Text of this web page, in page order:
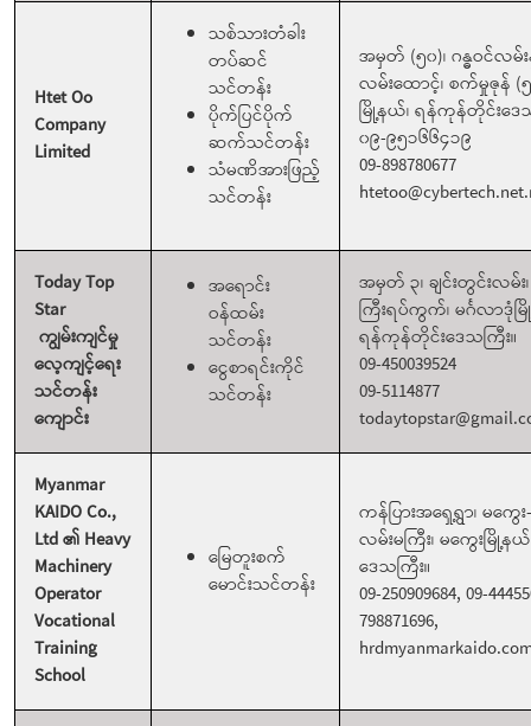
Htet Oo
Company
Limited
သစ်သားတံခါး
တပ်ဆင်
သင်တန်း
ပိုက်ပြင်ပိုက်
ဆက်သင်တန်း
သံမဏိအားဖြည့်
သင်တန်း
အမှတ် (၅၀)၊ ဂန္ဓဝင်လမ်
လမ်းထောင့်၊ စက်မှုဇုန်
မြို့နယ်၊ ရန်ကုန်တိုင်းဒေ
၀၉-၉၅၁၆၆၄၁၉
09-898780677
Today Top
Star
ကျွမ်းကျင်မှု
လေ့ကျင့်ရေး
သင်တန်း
ကျောင်း
အရောင်း
ဝန်ထမ်း
သင်တန်း
ငွေစာရင်းကိုင်
သင်တန်း
အမှတ် ၃၊ ချင်းတွင်းလမ်း
ကြီးရပ်ကွက်၊ မင်္ဂလာဒုံမ
ရန်ကုန်တိုင်းဒေသကြီး။
09-450039524
09-5114877
Myanmar
KAIDO Co.,
Ltd ၏ Heavy
Machinery
Operator
Vocational
Training
School
မြေတူးစက်
မောင်းသင်တန်း
ကန်ပြားအရှေ့ရွာ၊ မကွေး-
လမ်းမကြီး၊ မကွေးမြို့န
ဒေသကြီး။
09-250909684, 09-
798871696,